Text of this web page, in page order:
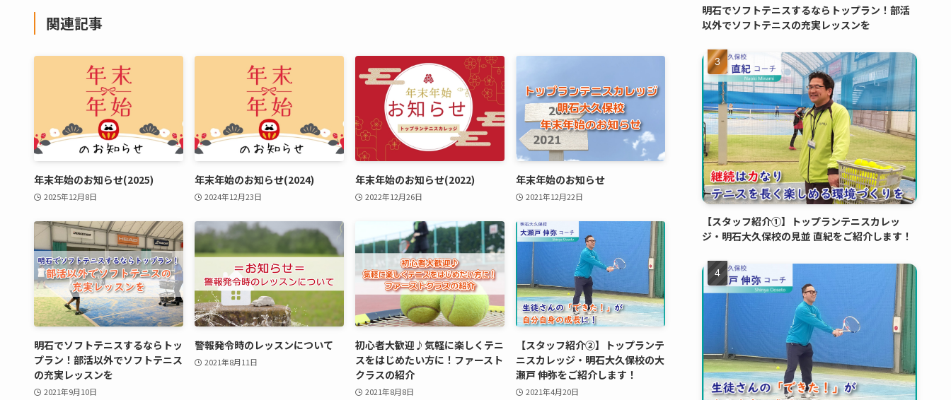
関連記事
年末年始のお知らせ(2025)
2025年12月8日
年末年始のお知らせ(2024)
2024年12月23日
年末年始のお知らせ(2022)
2022年12月26日
年末年始のお知らせ
2021年12月22日
明石でソフトテニスするならトッ
プラン！部活以外でソフトテニス
の充実レッスンを
2021年9月10日
警報発令時のレッスンについて
2021年8月11日
初心者大歓迎♪気軽に楽しくテニ
スをはじめたい方に！ファースト
クラスの紹介
2021年8月8日
【スタッフ紹介②】トップランテ
ニスカレッジ・明石大久保校の大
瀬戸 伸弥をご紹介します！
2021年4月20日
明石でソフトテニスするならトップラン！部活
以外でソフトテニスの充実レッスンを
【スタッフ紹介①】トップランテニスカレッ
ジ・明石大久保校の見並 直紀をご紹介します！